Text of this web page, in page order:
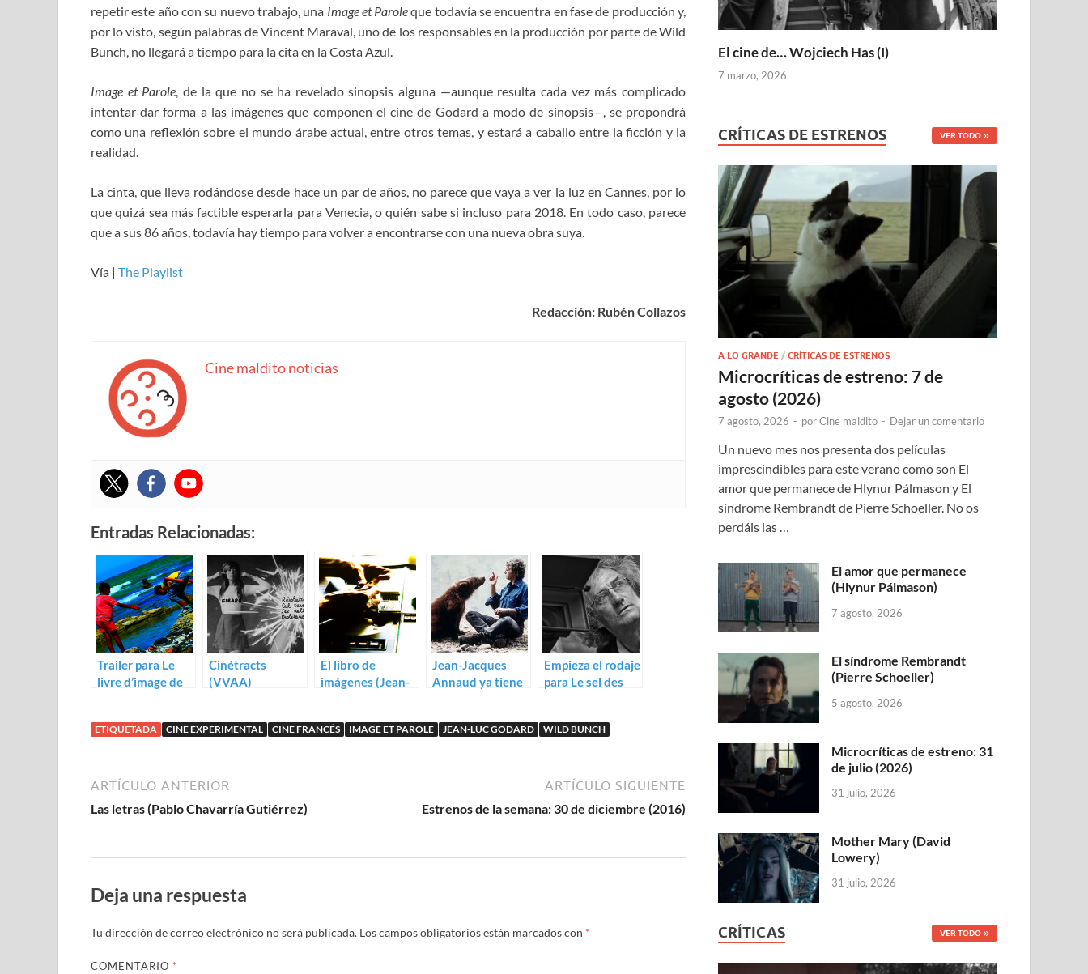
repetir este año con su nuevo trabajo, una Image et Paroleque todavía se encuentra en fase de producción y,
por lo visto, según palabras de Vincent Maraval, uno de los responsables en la producción por parte de Wild
Bunch, no llegará a tiempo para la cita en la Costa Azul.
Image et Parole, de la que no se ha revelado sinopsis alguna —aunque resulta cada vez más complicado
intentar dar forma a las imágenes que componen el cine de Godard a modo de sinopsis—, se propondrá
como una reflexión sobre el mundo árabe actual, entre otros temas, y estará a caballo entre la ficción y la
realidad.
La cinta, que lleva rodándose desde hace un par de años, no parece que vaya a ver la luz en Cannes, por lo
que quizá sea más factible esperarla para Venecia, o quién sabe si incluso para 2018. En todo caso, parece
que a sus 86 años, todavía hay tiempo para volver a encontrarse con una nueva obra suya.
Vía | The Playlist
Redacción: Rubén Collazos
Cine maldito noticias
Entradas Relacionadas:
Trailer para Le
livre d’image de
Cinétracts
(VVAA)
El libro de
imágenes (Jean-
Jean-Jacques
Annaud ya tiene
Empieza el rodaje
para Le sel des
ETIQUETADA CINE EXPERIMENTAL CINE FRANCÉS IMAGE ET PAROLE JEAN-LUC GODARD WILD BUNCH
ARTÍCULO ANTERIOR
Las letras (Pablo Chavarría Gutiérrez)
ARTÍCULO SIGUIENTE
Estrenos de la semana: 30 de diciembre (2016)
Deja una respuesta
Tu dirección de correo electrónico no será publicada. Los campos obligatorios están marcados con *
COMENTARIO *
El cine de… Wojciech Has (I)
7 marzo, 2026
CRÍTICAS DE ESTRENOS VER TODO
A LO GRANDE /CRÍTICAS DE ESTRENOS
Microcríticas de estreno: 7 de
agosto (2026)
7 agosto, 2026 - porCine maldito - Dejar un comentario
Un nuevo mes nos presenta dos películas
imprescindibles para este verano como son El
amor que permanece de Hlynur Pálmason y El
síndrome Rembrandt de Pierre Schoeller. No os
perdáis las …
El amor que permanece
(Hlynur Pálmason)
7 agosto, 2026
El síndrome Rembrandt
(Pierre Schoeller)
5 agosto, 2026
Microcríticas de estreno: 31
de julio (2026)
31 julio, 2026
Mother Mary (David
Lowery)
31 julio, 2026
CRÍTICAS VER TODO